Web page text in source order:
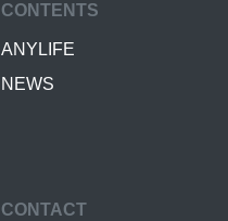
CONTENTS
ANYLIFE
NEWS
CONTACT